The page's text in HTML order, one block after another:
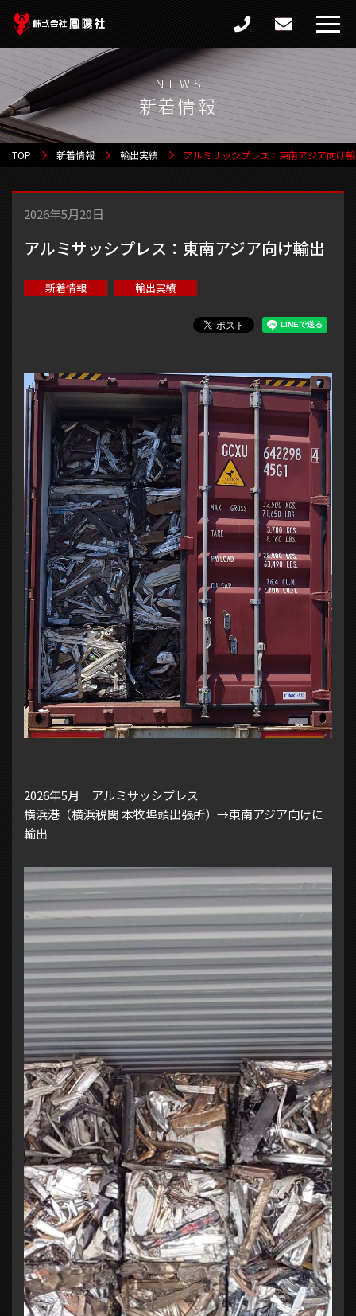
新着情報
TOP 新着情報 輸出実績 アルミサッシプレス：東南アジア向け
2026年5月20日
アルミサッシプレス：東南アジア向け輸出
新着情報 輸出実績
2026年5月 アルミサッシプレス
横浜港（横浜税関 本牧埠頭出張所）→東南アジア向けに
輸出